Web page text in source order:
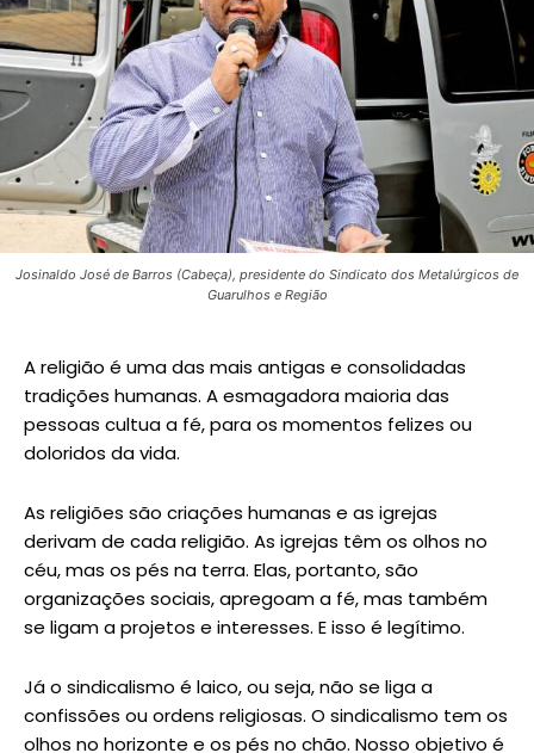
Josinaldo José de Barros (Cabeça), presidente do Sindicato dos Metalúrgicos de
Guarulhos e Região
A religião é uma das mais antigas e consolidadas
tradições humanas. A esmagadora maioria das
pessoas cultua a fé, para os momentos felizes ou
doloridos da vida.
As religiões são criações humanas e as igrejas
derivam de cada religião. As igrejas têm os olhos no
céu, mas os pés na terra. Elas, portanto, são
organizações sociais, apregoam a fé, mas também
se ligam a projetos e interesses. E isso é legítimo.
Já o sindicalismo é laico, ou seja, não se liga a
confissões ou ordens religiosas. O sindicalismo tem os
olhos no horizonte e os pés no chão. Nosso objetivo é